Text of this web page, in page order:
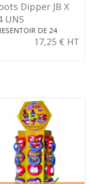
Dipper JB X
UNS
DE 24
17,25 € HT